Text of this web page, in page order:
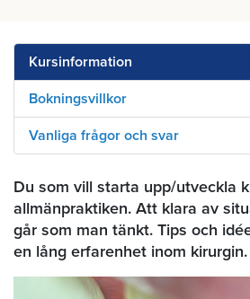
Kursinformation
Bokningsvillkor
Vanliga frågor och svar
Du som vill starta upp/utveckla
allmänpraktiken. Att klara av
går som man tänkt. Tips och
en lång erfarenhet inom kirurgin.